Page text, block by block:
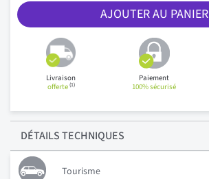
AJOUTER AU PANIER
Livraison
offerte(1)
Paiement
100% sécurisé
DÉTAILSTECHNIQUES
Tourisme